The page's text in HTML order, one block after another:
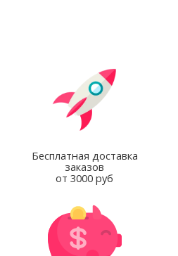
Бесплатная доставка
заказов
от 3000 руб